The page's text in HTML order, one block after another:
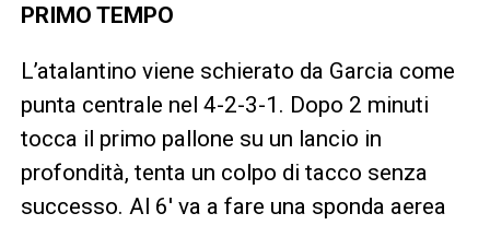
PRIMO TEMPO
L’atalantino viene schierato da Garcia come
punta centrale nel 4-2-3-1. Dopo 2 minuti
tocca il primo pallone su un lancio in
profondità, tenta un colpo di tacco senza
successo. Al 6′ va a fare una sponda aerea